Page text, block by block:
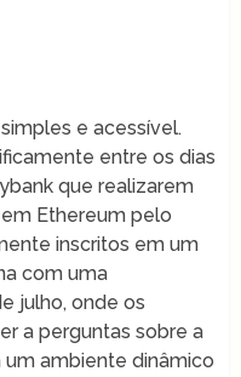
e acessível.
entre os dias
que realizarem
Ethereum pelo
inscritos em um
com uma
julho, onde os
a perguntas sobre a
ambiente dinâmico